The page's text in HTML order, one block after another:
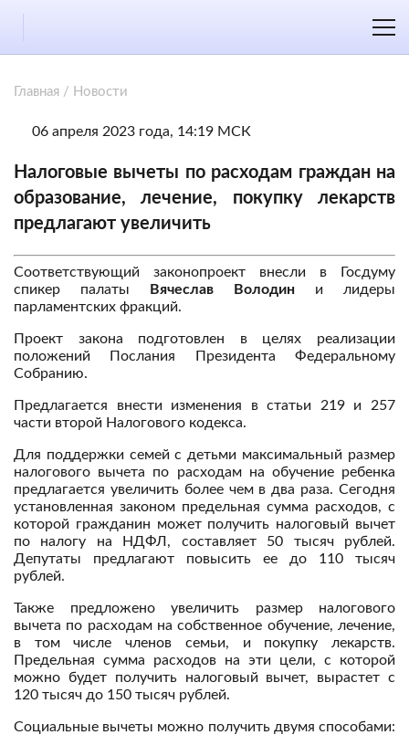
Главная / Новости
06 апреля 2023 года, 14:19 МСК
Налоговые вычеты по расходам граждан на
образование, лечение, покупку лекарств
предлагают увеличить
Соответствующий законопроект внесли в Госдуму
спикер палаты
Вячеслав Володин и лидеры
парламентских фракций.
Проект закона подготовлен в целях реализации
положений Послания Президента Федеральному
Собранию.
Предлагается внести изменения в статьи 219 и 257
части второй Налогового кодекса.
Для поддержки семей с детьми максимальный размер
налогового вычета по расходам на обучение ребенка
предлагается увеличить более чем в два раза. Сегодня
установленная законом предельная сумма расходов, с
которой гражданин может получить налоговый вычет
по налогу на НДФЛ, составляет 50 тысяч рублей.
Депутаты предлагают повысить ее до 110 тысяч
рублей.
Также предложено увеличить размер налогового
вычета по расходам на собственное обучение, лечение,
в том числе членов семьи, и покупку лекарств.
Предельная сумма расходов на эти цели, с которой
можно будет получить налоговый вычет, вырастет с
120 тысяч до 150 тысяч рублей.
Социальные вычеты можно получить двумя способами: